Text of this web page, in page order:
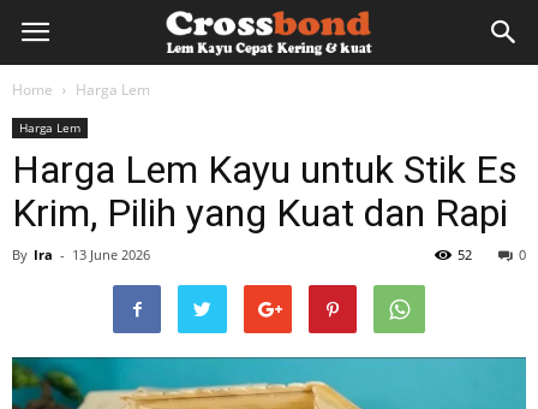
lemkayu.net
Home Harga Lem
Harga Lem
Harga Lem Kayu untuk Stik Es
Krim, Pilih yang Kuat dan Rapi
By Ira - 13 June 2026 0
52